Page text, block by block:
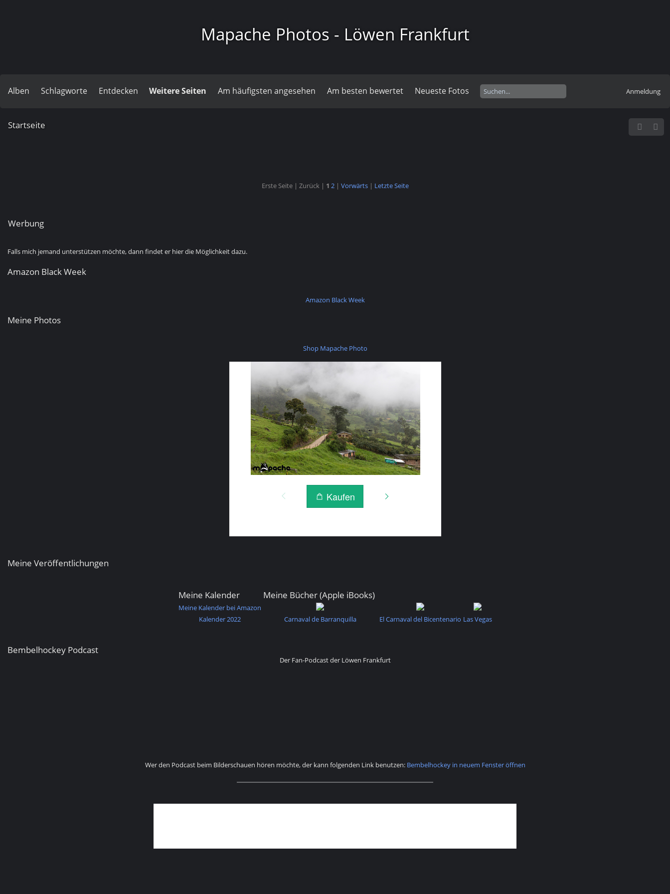
Mapache Photos - Löwen Frankfurt
Alben Schlagworte Entdecken Weitere Seiten Am häufigsten angesehen Am besten bewertet Neueste Fotos Anmeldung
Startseite
Erste Seite | Zurück | 1 2 | Vorwärts | Letzte Seite
Werbung
Falls mich jemand unterstützen möchte, dann findet er hier die Möglichkeit dazu.
Amazon Black Week
Amazon Black Week
Meine Photos
Shop Mapache Photo
Meine Veröffentlichungen
Meine Kalender Meine Bücher (Apple iBooks)
Meine Kalender bei Amazon
Kalender 2022
Carnaval de Barranquilla El Carnaval del Bicentenario Las Vegas
Bembelhockey Podcast
Der Fan-Podcast der Löwen Frankfurt
Wer den Podcast beim Bilderschauen hören möchte, der kann folgenden Link benutzen: Bembelhockey in neuem Fenster öffnen